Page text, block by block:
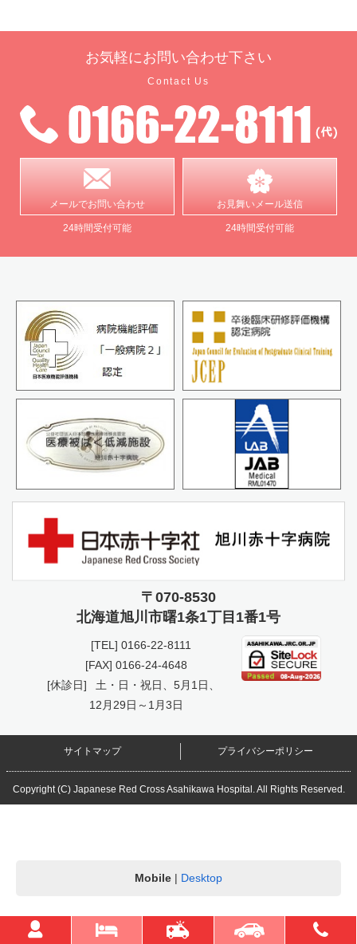
お気軽にお問い合わせ下さい
Contact Us
メールでお問い合わせ
24時間受付可能
お見舞いメール送信
24時間受付可能
〒070-8530
北海道旭川市曙1条1丁目1番1号
[TEL] 0166-22-8111
[FAX] 0166-24-4648
[休診日]
土・日・祝日、5月1日、
12月29日～1月3日
サイトマップ プライバシーポリシー
Copyright (C) Japanese Red Cross Asahikawa Hospital. All Rights Reserved.
Mobile | Desktop